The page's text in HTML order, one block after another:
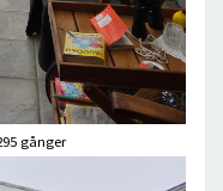
gånger